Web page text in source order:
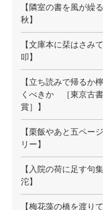
【隣室の書を風が繰
秋】
【文庫本に栞はさみ
叩】
【立ち読みで帰るか
くべきか ［東京古
賞］】
【栗飯やあと五ペー
リー】
【入院の荷に足す句
沱】
【梅花藻の橋を渡り